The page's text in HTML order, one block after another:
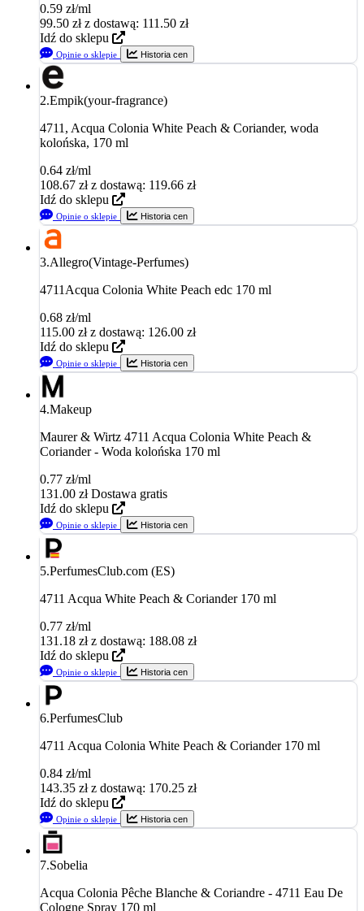
0.59 zł/ml
99.50 zł z dostawą: 111.50 zł
Idź do sklepu
Opinie o sklepie Historia cen
2.Empik(your-fragrance)
4711, Acqua Colonia White Peach & Coriander, woda
kolońska, 170 ml
0.64 zł/ml
108.67 zł z dostawą: 119.66 zł
Idź do sklepu
Opinie o sklepie Historia cen
3.Allegro(Vintage-Perfumes)
4711Acqua Colonia White Peach edc 170 ml
0.68 zł/ml
115.00 zł z dostawą: 126.00 zł
Idź do sklepu
Opinie o sklepie Historia cen
4.Makeup
Maurer & Wirtz 4711 Acqua Colonia White Peach &
Coriander - Woda kolońska 170 ml
0.77 zł/ml
131.00 zł Dostawa gratis
Idź do sklepu
Opinie o sklepie Historia cen
5.PerfumesClub.com (ES)
4711 Acqua White Peach & Coriander 170 ml
0.77 zł/ml
131.18 zł z dostawą: 188.08 zł
Idź do sklepu
Opinie o sklepie Historia cen
6.PerfumesClub
4711 Acqua Colonia White Peach & Coriander 170 ml
0.84 zł/ml
143.35 zł z dostawą: 170.25 zł
Idź do sklepu
Opinie o sklepie Historia cen
7.Sobelia
Acqua Colonia Pêche Blanche & Coriandre - 4711 Eau De
Cologne Spray 170 ml